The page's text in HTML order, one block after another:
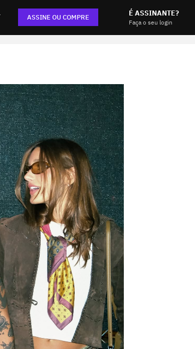
ASSINE OU COMPRE É ASSINANTE?
Faça o seu login